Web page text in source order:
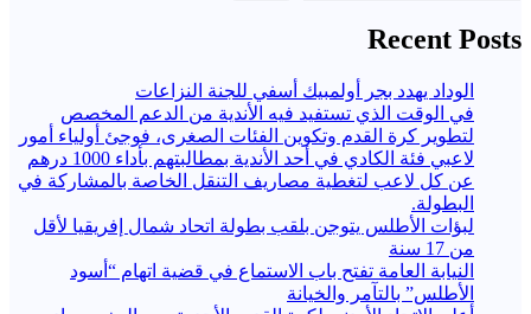
Recent Posts
الوداد يهدد بجر أولمبيك أسفي للجنة النزاعات
في الوقت الذي تستفيد فيه الأندية من الدعم المخصص
لتطوير كرة القدم وتكوين الفئات الصغرى، فوجئ أولياء أمور
لاعبي فئة الكادي في أحد الأندية بمطالبتهم بأداء 1000 درهم
عن كل لاعب لتغطية مصاريف التنقل الخاصة بالمشاركة في
البطولة.
لبؤات الأطلس يتوجن بلقب بطولة اتحاد شمال إفريقيا لأقل
من 17 سنة
النيابة العامة تفتح باب الاستماع في قضية اتهام “أسود
الأطلس” بالتآمر والخيانة